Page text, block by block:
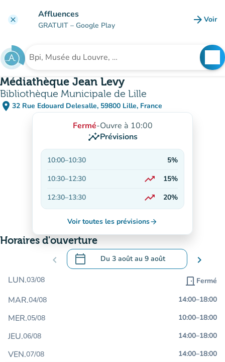
clear Affluences
GRATUIT – Google Play arrow_forward Voir
Rechercher un établissement
Médiathèque Jean Levy
Bibliothèque Municipale de Lille
place 32 Rue Edouard Delesalle, 59800 Lille, France
(ouvrir dans Google Maps)
(nouvel onglet)
Fermé-Ouvre à 10:00
insightsPrévisions
10:00–10:30
5%
10:30–12:30 trending_up
15%
12:30–13:30 trending_up
En hausse
20%
Voir toutes les prévisionsarrow_forward
Horaires d'ouverture
chevron_left calendar_today Du 3 aoûtau 9 août
.Ouvrir le calendrier pour changer de
chevron_right
LUN.03/08 door_front Fermé
MAR.04/08 14:00–18:00
MER.05/08 10:00–18:00
JEU.06/08 14:00–18:00
VEN.07/08 14:00–18:00